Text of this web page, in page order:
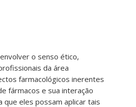
o senso ético,
da área
farmacológicos inerentes
fármacos e sua interação
que eles possam aplicar tais